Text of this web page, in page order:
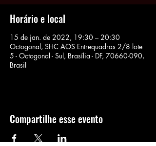
Horário e local
15 de jan. de 2022, 19:30 – 20:30
Octogonal, SHC AOS Entrequadras 2/8 lote
5 - Octogonal - Sul, Brasília - DF, 70660-090,
Brasil
Compartilhe esse evento